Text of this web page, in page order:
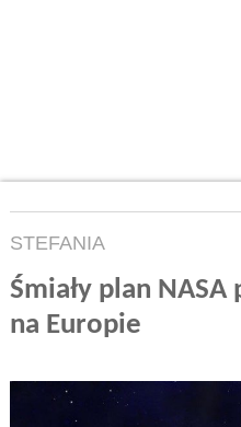
STEFANIA
Śmiały plan
na Europie